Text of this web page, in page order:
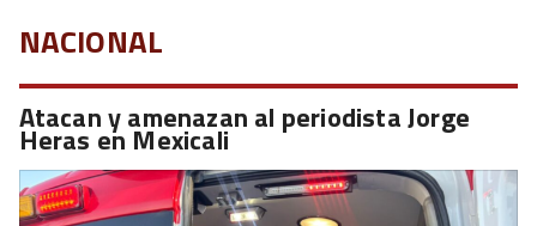
NACIONAL
Atacan y amenazan al periodista Jorge
Heras en Mexicali